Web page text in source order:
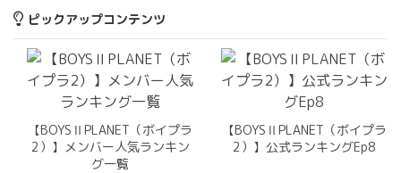
ピックアップコンテンツ
【BOYSⅡPLANET（ボイプラ
2）】メンバー人気ランキン
グ一覧
【BOYSⅡPLANET（ボイプラ
2）】公式ランキングEp8